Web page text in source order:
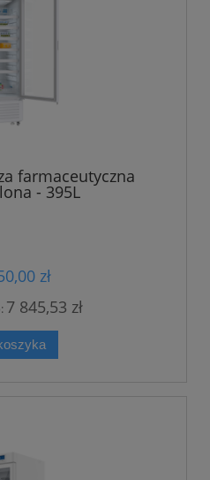
farmaceutyczna
- 395L
zł
7 845,53 zł